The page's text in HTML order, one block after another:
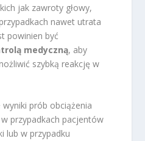
jak zawroty głowy,
nawet utrata
powinien być
medyczną, aby
szybką reakcję w
prób obciążenia
przypadkach pacjentów
lub w przypadku